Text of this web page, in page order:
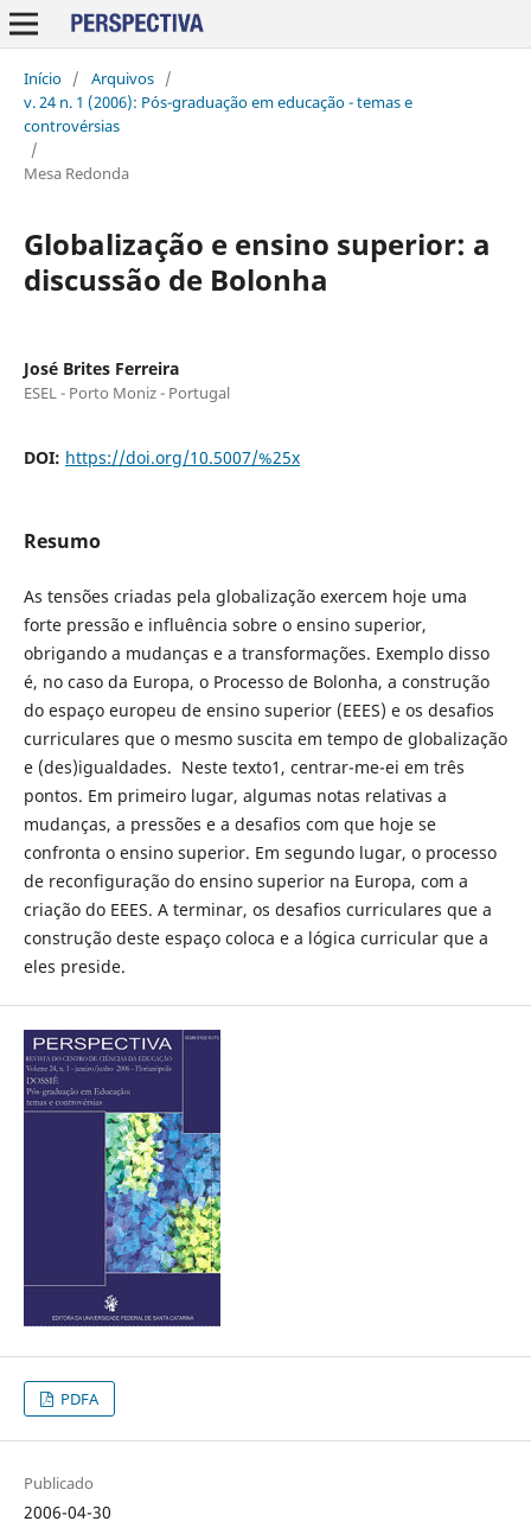
Início / Arquivos /
v. 24 n. 1 (2006): Pós-graduação em educação - temas e
controvérsias
/
Mesa Redonda
Globalização e ensino superior: a
discussão de Bolonha
José Brites Ferreira
ESEL - Porto Moniz - Portugal
DOI: https://doi.org/10.5007/%25x
Resumo
As tensões criadas pela globalização exercem hoje uma
forte pressão e influência sobre o ensino superior,
obrigando a mudanças e a transformações. Exemplo disso
é, no caso da Europa, o Processo de Bolonha, a construção
do espaço europeu de ensino superior (EEES) e os desafios
curriculares que o mesmo suscita em tempo de globalização
e (des)igualdades. Neste texto1, centrar-me-ei em três
pontos. Em primeiro lugar, algumas notas relativas a
mudanças, a pressões e a desafios com que hoje se
confronta o ensino superior. Em segundo lugar, o processo
de reconfiguração do ensino superior na Europa, com a
criação do EEES. A terminar, os desafios curriculares que a
construção deste espaço coloca e a lógica curricular que a
eles preside.
PDFA
Publicado
2006-04-30